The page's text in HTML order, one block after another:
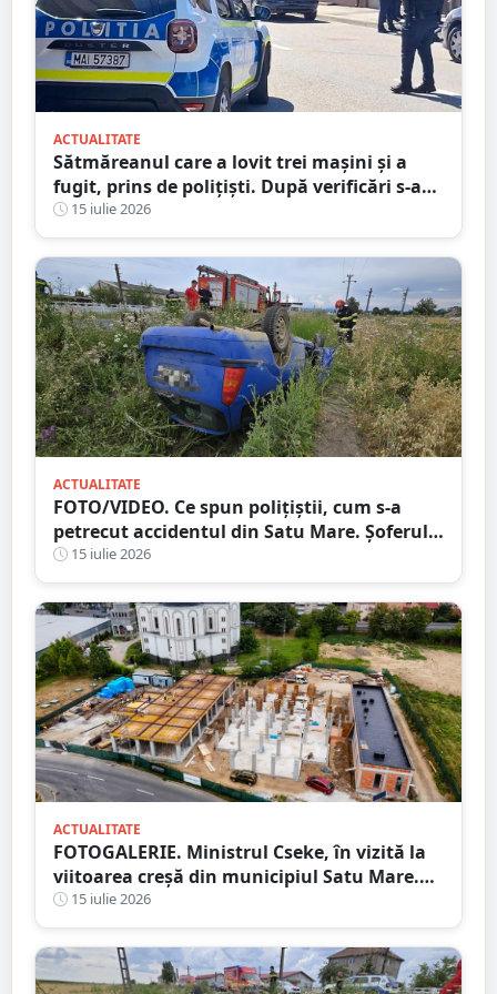
ACTUALITATE
Sătmăreanul care a lovit trei mașini și a
fugit, prins de polițiști. După verificări s-a
ales și cu dosar penal
15 iulie 2026
ACTUALITATE
FOTO/VIDEO. Ce spun polițiștii, cum s-a
petrecut accidentul din Satu Mare. Șoferul a
ajuns cu mașina răsturnată în șanț
15 iulie 2026
ACTUALITATE
FOTOGALERIE. Ministrul Cseke, în vizită la
viitoarea creșă din municipiul Satu Mare.
Ce spune primarul despre lucrări
15 iulie 2026